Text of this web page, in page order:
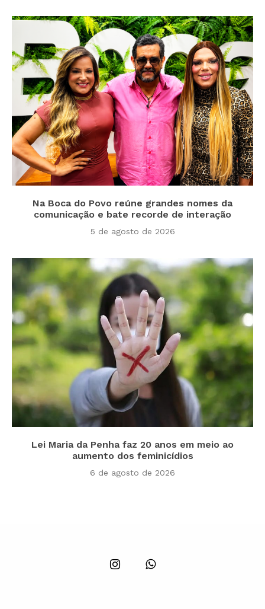
Na Boca do Povo reúne grandes nomes da
comunicação e bate recorde de interação
5 de agosto de 2026
Lei Maria da Penha faz 20 anos em meio ao
aumento dos feminicídios
6 de agosto de 2026